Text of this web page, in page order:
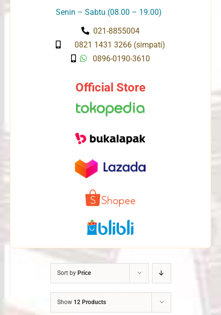
Senin – Sabtu (08.00 – 19.00)
021-8855004
0821 1431 3266 (simpati)
0896-0190-3610
Official Store
Sort by Price
Show 12 Products